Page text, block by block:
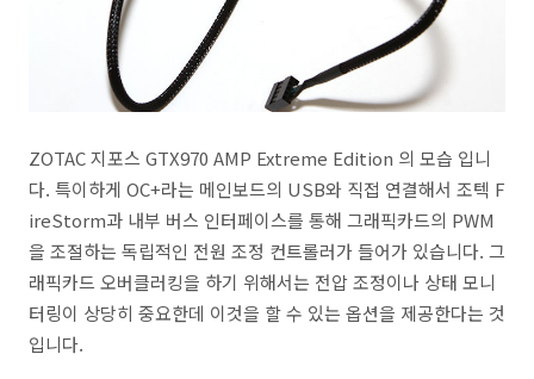
ZOTAC 지포스 GTX970 AMP Extreme Edition 의 모습 입니
다. 특이하게 OC+라는 메인보드의 USB와 직접 연결해서 조텍 F
ireStorm과 내부 버스 인터페이스를 통해 그래픽카드의 PWM
을 조절하는 독립적인 전원 조정 컨트롤러가 들어가 있습니다. 그
래픽카드 오버클러킹을 하기 위해서는 전압 조정이나 상태 모니
터링이 상당히 중요한데 이것을 할 수 있는 옵션을 제공한다는 것
입니다.